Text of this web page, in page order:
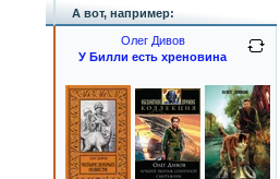
А вот, например:
Олег Дивов
У Билли есть хреновина